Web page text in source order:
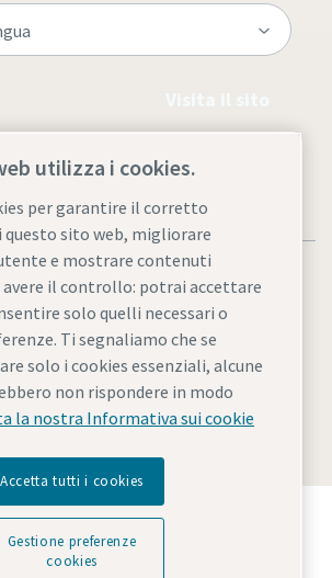
e note legali
cookiesAccessibilitàMappa del sito
Italia S.r.l.
Copco Group promuove la
il futuro.
Atlas Copco Group
utilizza i cookies.
per garantire il corretto
sito web, migliorare
e mostrare contenuti
avere il controllo: potrai accettare
solo quelli necessari o
Ti segnaliamo che se
solo i cookies essenziali, alcune
non rispondere in modo
la nostra Informativa sui cookie
Accetta tutti i cookies
Gestione preferenze
cookies